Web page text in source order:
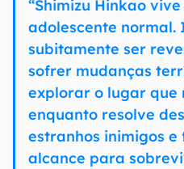
“Shimizu Hinkao
adolescente normal.
subitamente ser
sofrer mudanças
explorar o lugar que
enquanto resolve
estranhos inimigos e
alcance para